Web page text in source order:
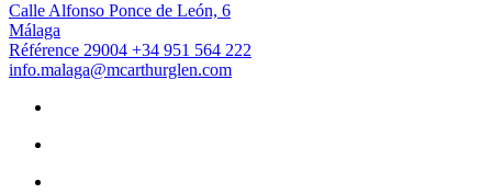
Calle Alfonso Ponce de León, 6
Málaga
Référence 29004 +34 951 564 222
info.malaga@mcarthurglen.com